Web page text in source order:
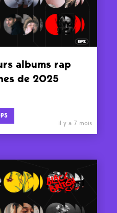
albums rap
de 2025
il y a 7 mois